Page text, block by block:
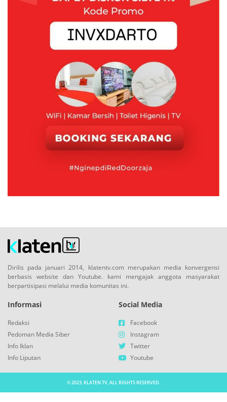
Dirilis pada januari 2014, klatentv.com merupakan media konvergensi
berbasis website dan Youtube. kami mengajak anggota masyarakat
berpartisipasi melalui media komunitas ini.
Informasi
Redaksi
Pedoman Media Siber
Info Iklan
Info Liputan
Social Media
Facebook
Instagram
Twitter
Youtube
© 2023, KLATEN TV, ALL RIGHTS RESERVED.